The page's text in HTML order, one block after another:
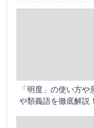
「明度」の使い方や
や類義語を徹底解説！